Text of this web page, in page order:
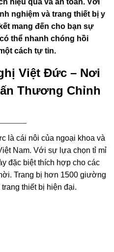
hiệu quả và an toàn. Với
nghiệm và trang thiết bị y
mang đến cho bạn sự
thể nhanh chóng hồi
cách tự tin.
Việt Đức – Nơi
Thương Chỉnh
là cái nôi của ngoại khoa và
Nam. Với sự lựa chọn tỉ mỉ
đặc biệt thích hợp cho các
Trang bị hơn 1500 giường
thiết bị hiện đại.